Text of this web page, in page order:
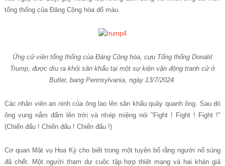
tổng thống của Đảng Cộng hòa đổmáu.
Ứng cửviên tổng thống của Đảng Cộng hòa, cựu Tổng thống Donald
Trump, được dìu ra khỏi sân khấu tại một sựkiện vận động tranh cử ở
Butler, bang Pennsylvania, ngày 13/7/2024.
Các nhân viên an ninh của ông lao l ên sân khấu quây quanhông. Sauđó
ông vung nắmđấm lên trời vànhép miệng nói "Fight ! Fight ! Fight !"
(Chiến đấu ! Chiến đấu ! Chiến đấu !)
Cơ quan Mật vụHoa Kỳcho biết trong một tuyên bốrằng người nổsúng
đãchết. Một người tham dựcuộc tập hợp thiệt mạng vàhai khán giả